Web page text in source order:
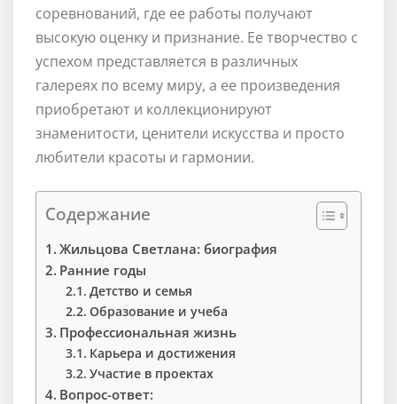
соревнований, где ее работы получают
высокую оценку и признание. Ее творчество с
успехом представляется в различных
галереях по всему миру, а ее произведения
приобретают и коллекционируют
знаменитости, ценители искусства и просто
любители красоты и гармонии.
Содержание
Жильцова Светлана: биография
Ранние годы
Детство и семья
Образование и учеба
Профессиональная жизнь
Карьера и достижения
Участие в проектах
Вопрос-ответ: